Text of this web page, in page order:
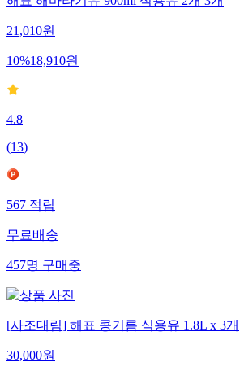
해표 해바라기유 900ml 식용유 2개 3개
21,010원
10%18,910원
4.8
(13)
567적립
무료배송
457명구매중
[사조대림] 해표 콩기름 식용유 1.8L x 3개
30,000원